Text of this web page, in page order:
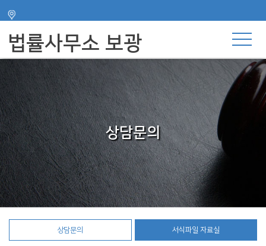
법률사무소 보광
상담문의
상담문의 서식파일 자료실